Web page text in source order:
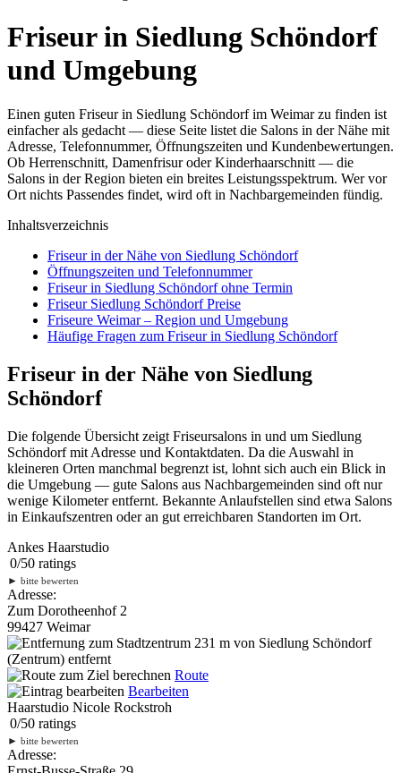
Friseur in Siedlung Schöndorf
und Umgebung
Einen guten Friseur in Siedlung Schöndorf im Weimar zu finden ist
einfacher als gedacht — diese Seite listet die Salons in der Nähe mit
Adresse, Telefonnummer, Öffnungszeiten und Kundenbewertungen.
Ob Herrenschnitt, Damenfrisur oder Kinderhaarschnitt — die
Salons in der Region bieten ein breites Leistungsspektrum. Wer vor
Ort nichts Passendes findet, wird oft in Nachbargemeinden fündig.
Inhaltsverzeichnis
Friseur in der Nähe von Siedlung Schöndorf
Öffnungszeiten und Telefonnummer
Friseur in Siedlung Schöndorf ohne Termin
Friseur Siedlung Schöndorf Preise
Friseure Weimar – Region und Umgebung
Häufige Fragen zum Friseur in Siedlung Schöndorf
Friseur in der Nähe von Siedlung
Schöndorf
Die folgende Übersicht zeigt Friseursalons in und um Siedlung
Schöndorf mit Adresse und Kontaktdaten. Da die Auswahl in
kleineren Orten manchmal begrenzt ist, lohnt sich auch ein Blick in
die Umgebung — gute Salons aus Nachbargemeinden sind oft nur
wenige Kilometer entfernt. Bekannte Anlaufstellen sind etwa Salons
in Einkaufszentren oder an gut erreichbaren Standorten im Ort.
Ankes Haarstudio
0/50 ratings
► bitte bewerten
Adresse:
Zum Dorotheenhof 2
99427 Weimar
231 m von Siedlung Schöndorf
(Zentrum) entfernt
Route
Bearbeiten
Haarstudio Nicole Rockstroh
0/50 ratings
► bitte bewerten
Adresse: